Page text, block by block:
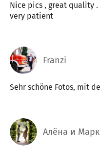
Nice pics , great quality
very patient
Franzi
Sehr schöne Fotos, mit
Алёна и Марк